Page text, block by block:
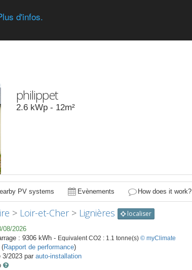
d'infos.
philippet
2.6 kWp - 12m²
PV systems Evènements How does it work?
> Loir-et-Cher> Lignières localiser
08/2026
: 9306 kWh - Equivalent CO2 : 1.1 tonne(s) © myClimate
(Rapport de performance)
3/2023 par auto-installation